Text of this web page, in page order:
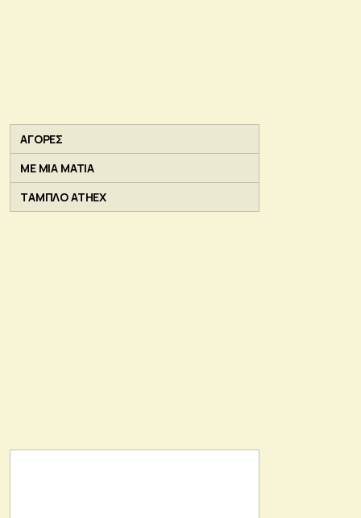
ΑΓΟΡΕΣ
ΜΕ ΜΙΑ ΜΑΤΙΑ
ΤΑΜΠΛΟ ATHEX